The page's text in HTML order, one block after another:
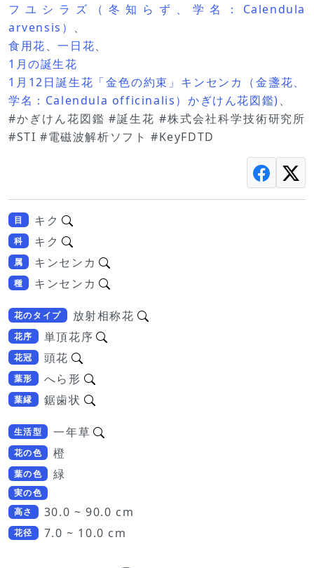
フユシラズ（冬知らず、学名：Calendula
arvensis） 、
食用花、一日花、
1月の誕生花
1月12日誕生花「金色の約束」キンセンカ（金盞花、
学名：Calendula officinalis）かぎけん花図鑑)、
#かぎけん花図鑑 #誕生花 #株式会社科学技術研究所
#STI #電磁波解析ソフト #KeyFDTD
目 キク
科 キク
属 キンセンカ
種 キンセンカ
花のタイプ 放射相称花
花序 単頂花序
花冠 頭花
葉形 へら形
葉縁 鋸歯状
生活型 一年草
花の色 橙
葉の色 緑
実の色
高さ
30.0 ~ 90.0 cm
花径 7.0 ~ 10.0 cm